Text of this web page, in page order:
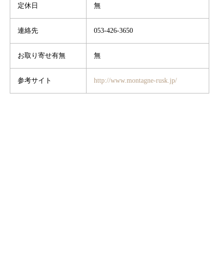
定休日 無
連絡先 053-426-3650
お取り寄せ有無 無
参考サイト http://www.montagne-rusk.jp/